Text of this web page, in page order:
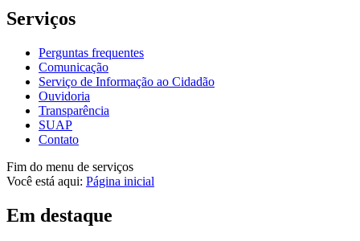
Serviços
Perguntas frequentes
Comunicação
Serviço de Informação ao Cidadão
Ouvidoria
Transparência
SUAP
Contato
Fim do menu de serviços
Você está aqui: Página inicial
Em destaque